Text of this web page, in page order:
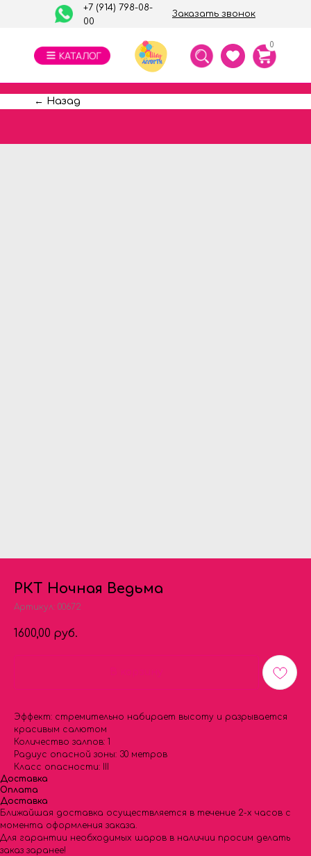
Заказать звонок
+7 (914) 798-08-
00
0
← Назад
РКТ Ночная Ведьма
Артикул: 00672
1600,00 руб.
Эффект: стремительно набирает высоту и разрывается
красивым салютом
Количество залпов: 1
Радиус опасной зоны: 30 метров
Класс опасности: III
Доставка
Оплата
Доставка
Ближайшая доставка осуществляется в течение 2-х часов с
момента оформления заказа.
Для гарантии необходимых шаров в наличии просим делать
заказ заранее!